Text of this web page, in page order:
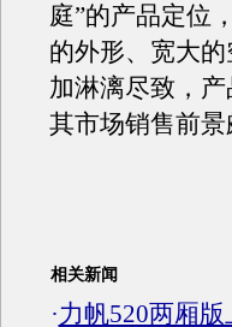
庭”的产品定位
的外形、宽大
加淋漓尽致，
其市场销售前景
相关新闻
·力帆520两厢